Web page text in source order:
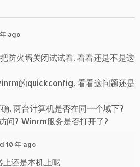
ago
防火墙关闭试试看. 看看还是不是这
的quickconfig, 看看这问题还是
, 两台计算机是否在同一个域下?
问? Winrm服务是否打开了?
10 年 ago
上还是本机上呢